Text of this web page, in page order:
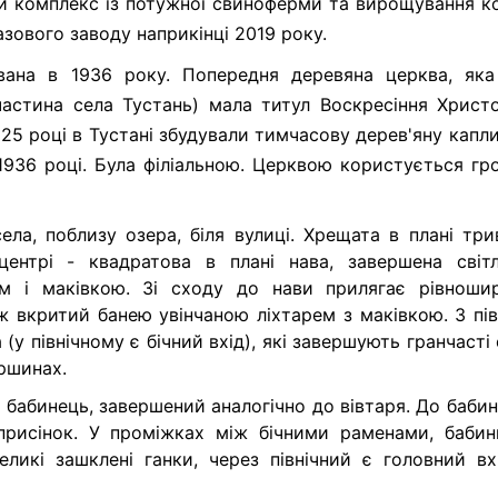
заводу наприкінці 2019 року.
в 1936 року. Попередня деревяна церква,
села Тустань) мала титул Воскресіння
році в Тустані збудували тимчасову дерев'яну
році. Була філіальною. Церквою користується
поблизу озера, біля вулиці. Хрещата в плані
- квадратова в плані нава, завершена
і маківкою. Зі сходу до нави прилягає
банею увінчаною ліхтарем з маківкою. З
північному є бічний вхід), які завершують гранчасті
завершений аналогічно до вівтаря. До
У проміжках між бічними раменами,
зашклені ганки, через північний є головний